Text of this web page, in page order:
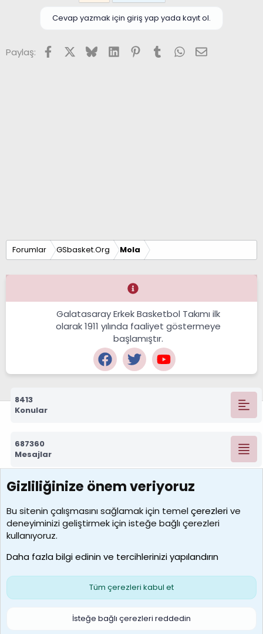
Cevap yazmak için giriş yap yada kayıt ol.
Paylaş: FacebookX (Twitter)
BlueskyLinkedInPinterest
TumblrWhatsApp
E-posta
Forumlar GSbasket.Org Mola
Galatasaray Erkek Basketbol Takımı ilk
olarak 1911 yılında faaliyet göstermeye
başlamıştır.
8413
Konular
687360
Mesajlar
7392
Kullanıcılar
MosesBrownHayranı
Son üye
Çerezler
S
Gizliliğinize önem veriyoruz
Bu sitenin çalışmasını sağlamak için temelçerezlerive
deneyiminizi geliştirmek için isteğe bağlı çerezleri
kullanıyoruz.
Daha fazla bilgi edinin ve tercihlerinizi yapılandırın
Tüm çerezleri kabul et
İsteğe bağlı çerezleri reddedin